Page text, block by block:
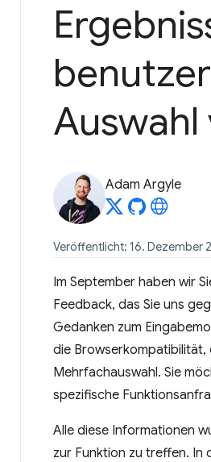
Adam Argyle
Veröffentlicht: 16. Dezember
Im September haben wir
Feedback, das Sie uns
Gedanken zum
die
Mehrfachauswahl. Sie
spezifische
Alle diese Informationen
zur Funktion zu treffen. In